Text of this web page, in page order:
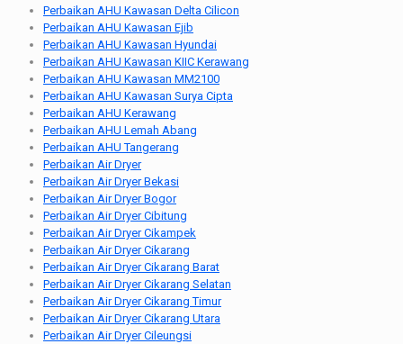
Perbaikan AHU Kawasan Delta Cilicon
Perbaikan AHU Kawasan Ejib
Perbaikan AHU Kawasan Hyundai
Perbaikan AHU Kawasan KIIC Kerawang
Perbaikan AHU Kawasan MM2100
Perbaikan AHU Kawasan Surya Cipta
Perbaikan AHU Kerawang
Perbaikan AHU Lemah Abang
Perbaikan AHU Tangerang
Perbaikan Air Dryer
Perbaikan Air Dryer Bekasi
Perbaikan Air Dryer Bogor
Perbaikan Air Dryer Cibitung
Perbaikan Air Dryer Cikampek
Perbaikan Air Dryer Cikarang
Perbaikan Air Dryer Cikarang Barat
Perbaikan Air Dryer Cikarang Selatan
Perbaikan Air Dryer Cikarang Timur
Perbaikan Air Dryer Cikarang Utara
Perbaikan Air Dryer Cileungsi